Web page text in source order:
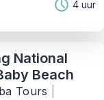
4 uur
National
Beach
Tours